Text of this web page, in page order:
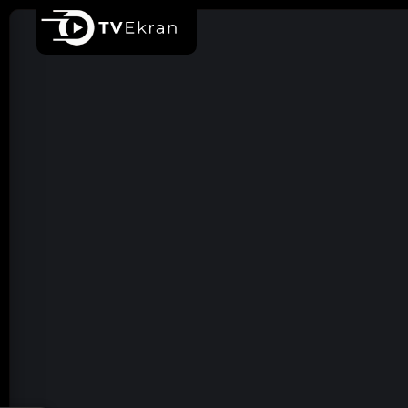
Ana sayfa